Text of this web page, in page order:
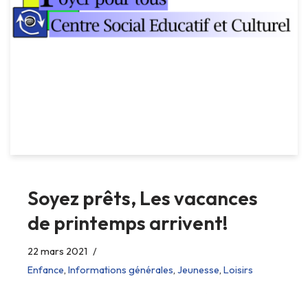
Soyez prêts, Les vacances
de printemps arrivent!
22 mars 2021
Enfance, Informations générales, Jeunesse, Loisirs